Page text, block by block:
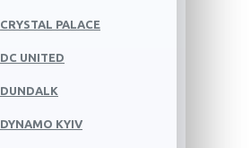
CRYSTAL PALACE
DC UNITED
DUNDALK
DYNAMO KYIV